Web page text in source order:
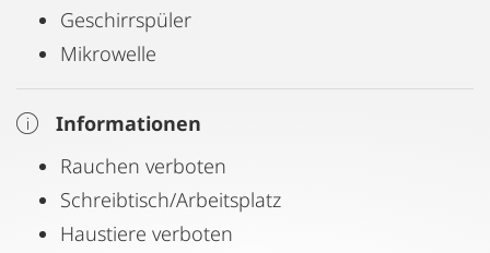
Geschirrspüler
Mikrowelle
Informationen
Rauchen verboten
Schreibtisch/Arbeitsplatz
Haustiere verboten